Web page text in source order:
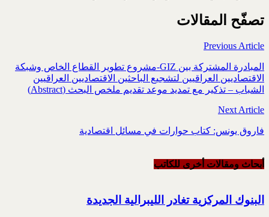
تصفّح المقالات
Previous Article
المبادرة المشتركة بين GIZ-مشروع تطوير القطاع الخاص وشبكة
الاقتصاديين العراقيين لتشجيع الباحثين الاقتصاديين العراقيين
الشباب – تذكير مع تمديد موعد تقديم ملخص البحث (Abstract)
Next Article
فاروق يونس: كتاب حوارات في مسائل اقتصادية
أبحاث ومقالات أخرى للکاتب
البنوك المركزية تغادر الليبرالية الجديدة